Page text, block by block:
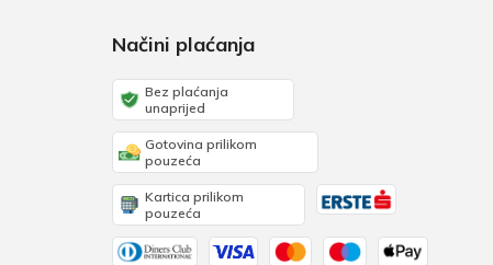
Načini plaćanja
Bez plaćanja
unaprijed
Gotovina prilikom
pouzeća
Kartica prilikom
pouzeća